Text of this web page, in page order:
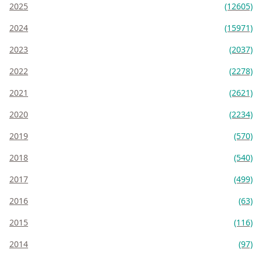
2025
(12605)
2024
(15971)
2023
(2037)
2022
(2278)
2021
(2621)
2020
(2234)
2019
(570)
2018
(540)
2017
(499)
2016
(63)
2015
(116)
2014
(97)